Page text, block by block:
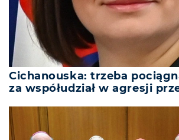
Cichanouska: trzeba
za współudział w agresji